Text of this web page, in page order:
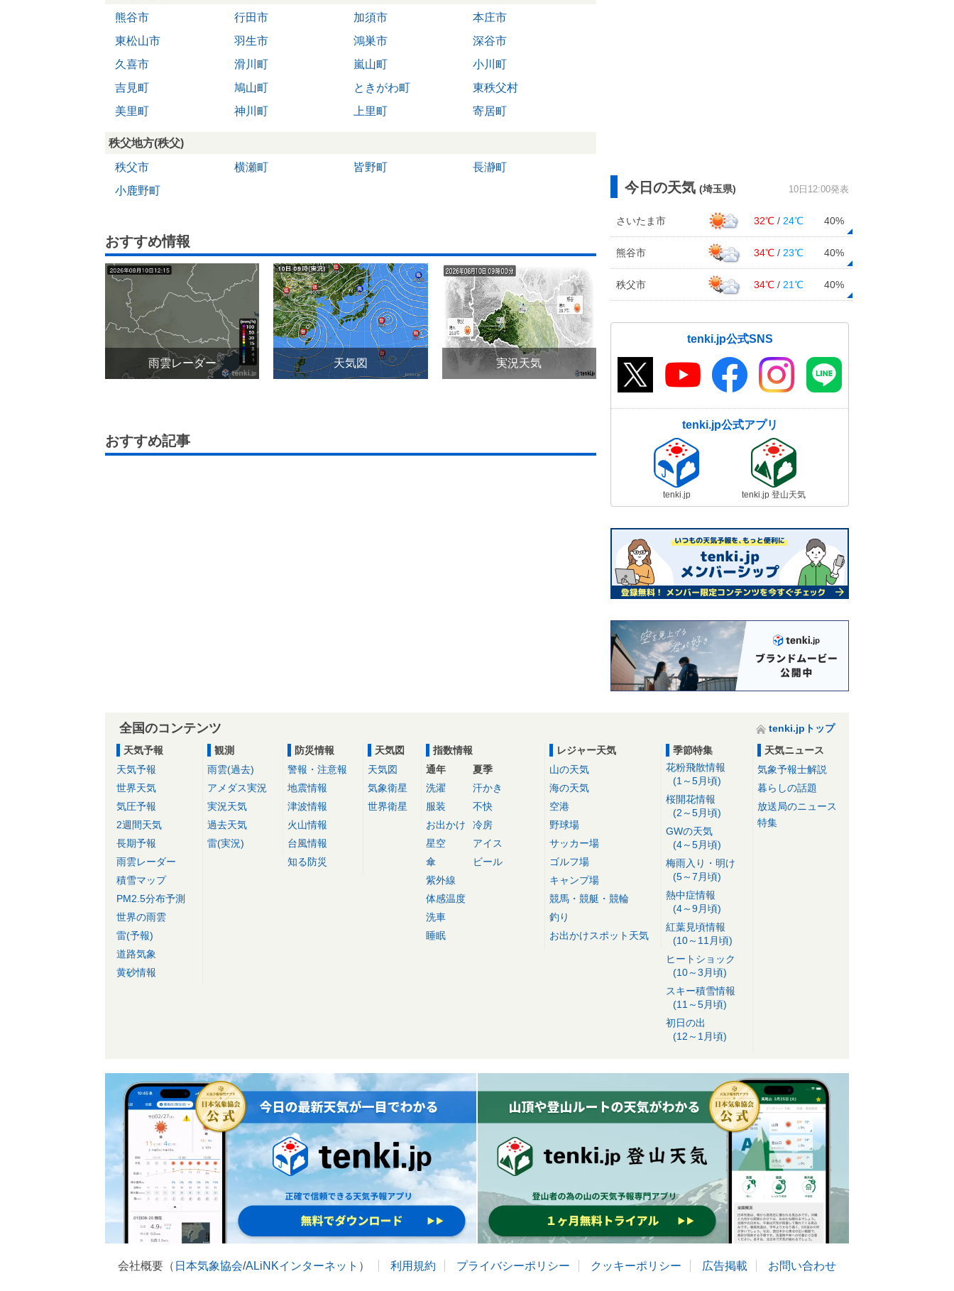
熊谷市
行田市 加須市
本庄市
東松山市
羽生市 鴻巣市
深谷市
久喜市
滑川町 嵐山町
小川町
吉見町
鳩山町 ときがわ町
東秩父村
美里町
神川町 上里町 寄居町
秩父地方(秩父)
秩父市
横瀬町 皆野町
長瀞町
小鹿野町
おすすめ情報
雨雲レーダー 天気図 実況天気
おすすめ記事
今日の天気 (埼玉県) 10日12:00発表
さいたま市 32℃ / 24℃ 40%
熊谷市 34℃ / 23℃ 40%
秩父市 34℃ / 21℃ 40%
tenki.jp公式SNS
tenki.jp公式アプリ
tenki.jp tenki.jp 登山天気
全国のコンテンツ
tenki.jpトップ
天気予報
天気予報
世界天気
気圧予報
2週間天気
長期予報
雨雲レーダー
積雪マップ
PM2.5分布予測
世界の雨雲
雷(予報)
道路気象
黄砂情報
観測
雨雲(過去)
アメダス実況
実況天気
過去天気
雷(実況)
防災情報
警報・注意報
地震情報
津波情報
火山情報
台風情報
知る防災
天気図
天気図
気象衛星
世界衛星
指数情報
通年
洗濯
服装
お出かけ
星空
傘
紫外線
体感温度
洗車
睡眠
夏季
汗かき
不快
冷房
アイス
ビール
レジャー天気
山の天気
海の天気
空港
野球場
サッカー場
ゴルフ場
キャンプ場
競馬・競艇・競輪
釣り
お出かけスポット天気
季節特集
花粉飛散情報
(1～5月頃)
桜開花情報
(2～5月頃)
GWの天気
(4～5月頃)
梅雨入り・明け
(5～7月頃)
熱中症情報
(4～9月頃)
紅葉見頃情報
(10～11月頃)
ヒートショック
(10～3月頃)
スキー積雪情報
(11～5月頃)
初日の出
(12～1月頃)
天気ニュース
気象予報士解説
暮らしの話題
放送局のニュース
特集
会社概要（ 日本気象協会/ALiNKインターネット ） 利用規約 プライバシーポリシー クッキーポリシー 広告掲載 お問い合わせ